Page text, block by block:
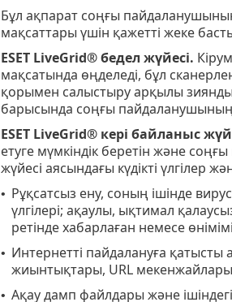
Бұл ақпарат соңғы
мақсаттары үшін қажетті жеке
ESET LiveGrid®бедел жүйесі.
мақсатында өңделеді, бұл
қорымен салыстыру арқылы зиянды
барысында соңғы
ESET LiveGrid®кері байланыс
етуге мүмкіндік беретін және
жүйесі аясындағы күдікті үлгілер
• Рұқсатсыз ену, соның ішінде
үлгілері; ақаулы, ықтимал
ретінде хабарлаған немесе
• Интернетті пайдалануға
жиынтықтары, URL
• Ақау дамп файлдары және